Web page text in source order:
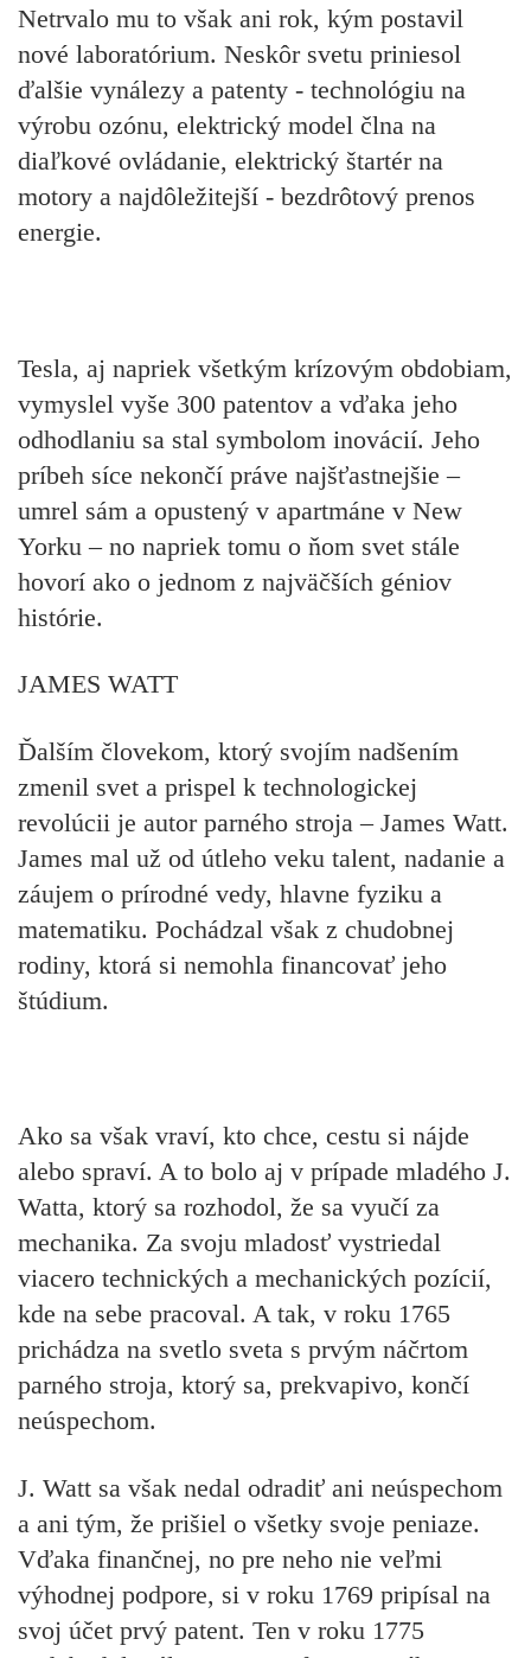
Netrvalo mu to však ani rok, kým postavil
nové laboratórium. Neskôr svetu priniesol
ďalšie vynálezy a patenty - technológiu na
výrobu ozónu, elektrický model člna na
diaľkové ovládanie, elektrický štartér na
motory a najdôležitejší - bezdrôtový prenos
energie.
Tesla, aj napriek všetkým krízovým obdobiam,
vymyslel vyše 300 patentov a vďaka jeho
odhodlaniu sa stal symbolom inovácií. Jeho
príbeh síce nekončí práve najšťastnejšie –
umrel sám a opustený v apartmáne v New
Yorku – no napriek tomu o ňom svet stále
hovorí ako o jednom z najväčších géniov
histórie.
JAMES WATT
Ďalším človekom, ktorý svojím nadšením
zmenil svet a prispel k technologickej
revolúcii je autor parného stroja – James Watt.
James mal už od útleho veku talent, nadanie a
záujem o prírodné vedy, hlavne fyziku a
matematiku. Pochádzal však z chudobnej
rodiny, ktorá si nemohla financovať jeho
štúdium.
Ako sa však vraví, kto chce, cestu si nájde
alebo spraví. A to bolo aj v prípade mladého J.
Watta, ktorý sa rozhodol, že sa vyučí za
mechanika. Za svoju mladosť vystriedal
viacero technických a mechanických pozícií,
kde na sebe pracoval. A tak, v roku 1765
prichádza na svetlo sveta s prvým náčrtom
parného stroja, ktorý sa, prekvapivo, končí
neúspechom.
J. Watt sa však nedal odradiť ani neúspechom
a ani tým, že prišiel o všetky svoje peniaze.
Vďaka finančnej, no pre neho nie veľmi
výhodnej podpore, si v roku 1769 pripísal na
svoj účet prvý patent. Ten v roku 1775